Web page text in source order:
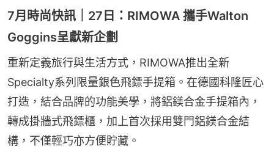
7月時尚快訊｜27日：RIMOWA 攜手Walton
Goggins呈獻新企劃
重新定義旅行與生活方式，RIMOWA推出全新
Specialty系列限量銀色飛鏢手提箱。在德國科隆匠心
打造，結合品牌的功能美學，將鋁鎂合金手提箱內，
轉成掛牆式飛鏢櫃，加上首次採用雙門鋁鎂合金結
構，不僅輕巧亦方便貯藏。